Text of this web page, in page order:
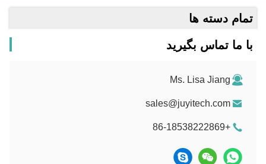
تمام دسته ها
با ما تماس بگیرید
Ms. Lisa Jiang
sales@juyitech.com
+86-18538222869